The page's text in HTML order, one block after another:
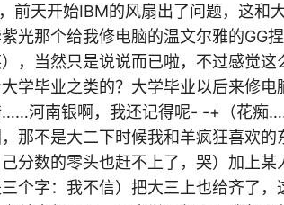
前天开始IBM的风扇出了问题，这和
光那个给我修电脑的温文尔雅的GG
），当然只是说说而已啦，不过感觉
学毕业之类的？大学毕业以后来修
……河南银啊，我还记得呢- -+（花痴
那不是大二下时候我和羊疯狂喜欢
分数的零头也赶不上了，哭）加上
个字：我不信）把大三上也给齐了